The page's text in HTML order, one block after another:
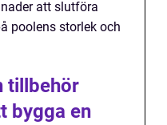
att slutföra
poolens storlek och
tillbehör
bygga en